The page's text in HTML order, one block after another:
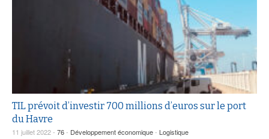
TIL prévoit d’investir 700 millions d’euros sur le port
du Havre
11 juillet 2022 - 76- Développement économique- Logistique